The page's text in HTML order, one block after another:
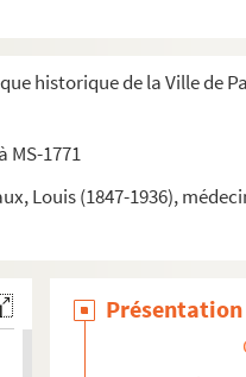
historique de la Ville de
MS-1771
Louis (1847-1936),
: le célibat et le mariage des
Présentation